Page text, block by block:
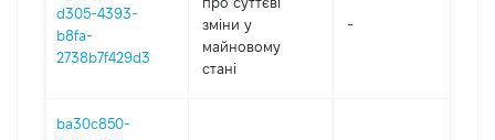
d305-4393-
b8fa-
2738b7f429d3
зміни y
майновому
стані
-
ba30c850-